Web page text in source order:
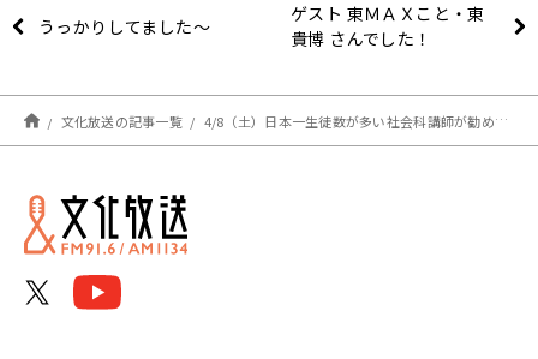
うっかりしてました～
ゲスト 東ＭＡＸこと・東
貴博 さんでした！
文化放送の記事一覧 4/8（土）日本一生徒数が多い社会科講師が勧める！「大人の学び直し」